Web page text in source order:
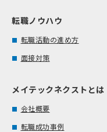
転職ノウハウ
転職活動の進め方
面接対策
メイテックネクストとは
会社概要
転職成功事例